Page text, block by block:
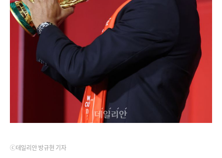
ⓒ데일리안 방규현 기자